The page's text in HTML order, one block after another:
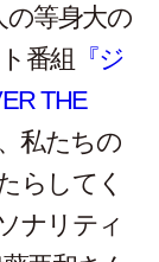
の等身大の
番組 『ジ
THE
私たちの
らしてく
ナリティ